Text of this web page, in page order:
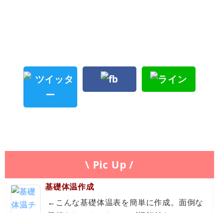
\ Pic Up /
基礎体温作成
←こんな基礎体温表を簡単に作成。面倒な